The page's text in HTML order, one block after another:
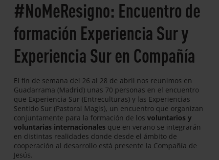
#NoMeResigno: Encuentro de
formación Experiencia Sur y
Experiencia Sur en Compañía
El fin de semana del 26 al 28 de abril nos reunimos en
Guadarrama (Madrid) unas 70 personas en el encuentro
que Experiencia Sur (Entreculturas) y las Experiencias
Sentido Sur (Pastoral Magis), un encuentro que organizan
conjuntamente para la formación de los voluntarios y
voluntarias internacionales que en verano se integrarán
en distintas realidades donde desde el ámbito de
cooperación al desarrollo está presente la Compañía de
Jesús.